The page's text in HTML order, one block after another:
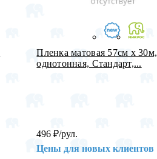
Пленка матовая 57см х 30м,
однотонная, Стандарт,...
496₽/рул.
Цены для новых клиентов